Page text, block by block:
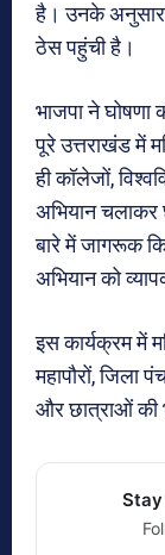
है। उनके अनुसार
ठेस पहुंची है।
भाजपा ने
पूरे उत्तराखंड में
ही कॉलेजों,
अभियान
बारे में जागरूक
अभियान को
इस कार्यक्रम में
महापौरों, जिला
और छात्राओं की